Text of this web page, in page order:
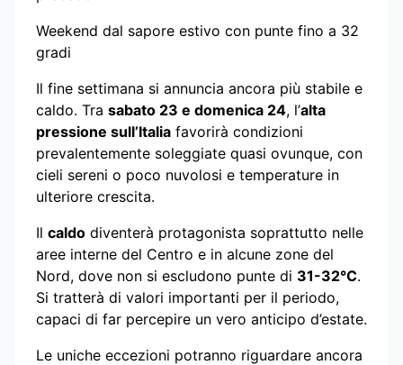
Weekend dal sapore estivo con punte fino a 32
gradi
Il fine settimana si annuncia ancora più stabile e
caldo. Tra sabato 23 e domenica 24, l’alta
pressione sull’Italia favorirà condizioni
prevalentemente soleggiate quasi ovunque, con
cieli sereni o poco nuvolosi e temperature in
ulteriore crescita.
Il caldo diventerà protagonista soprattutto nelle
aree interne del Centro e in alcune zone del
Nord, dove non si escludono punte di 31-32°C.
Si tratterà di valori importanti per il periodo,
capaci di far percepire un vero anticipo d’estate.
Le uniche eccezioni potranno riguardare ancora